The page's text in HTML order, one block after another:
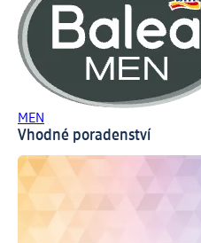
MEN
Vhodné poradenství